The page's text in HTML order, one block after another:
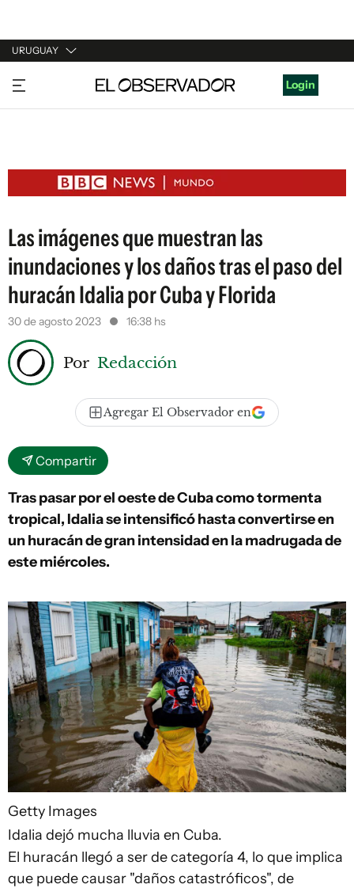
URUGUAY
URUGUAY
ARGENTINA
ESTADOS UNIDOS
Login
Las imágenes que muestran las
inundaciones y los daños tras el paso del
huracán Idalia por Cuba y Florida
30 de agosto 2023 16:38 hs
Por Redacción
Agregar El Observador en
Compartir
Tras pasar por el oeste de Cuba como tormenta
tropical, Idalia se intensificó hasta convertirse en
un huracán de gran intensidad en la madrugada de
este miércoles.
Getty Images
Idalia dejó mucha lluvia en Cuba.
El huracán llegó a ser de categoría 4, lo que implica
que puede causar "daños catastróficos", de